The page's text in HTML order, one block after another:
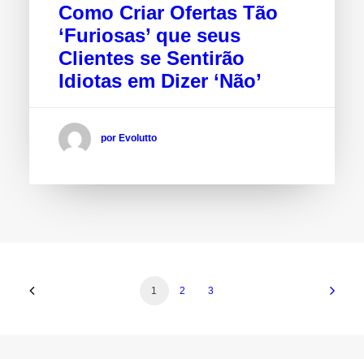
Como Criar Ofertas Tão
‘Furiosas’ que seus
Clientes se Sentirão
Idiotas em Dizer ‘Não’
por Evolutto
1 2 3